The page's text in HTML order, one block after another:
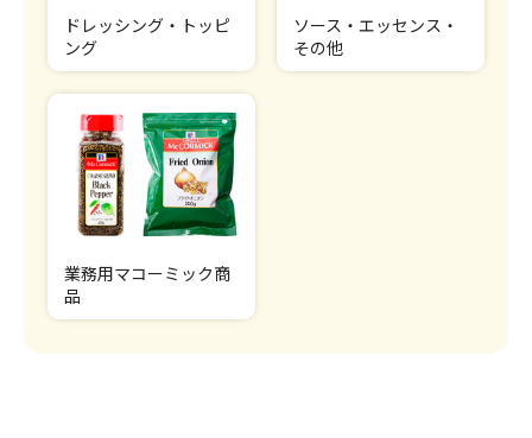
ドレッシング・トッピ
ング
ソース・エッセンス・
その他
業務用マコーミック商
品